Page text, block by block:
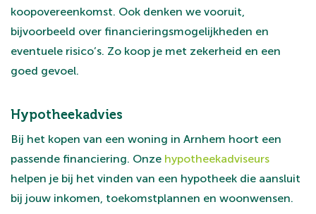
koopovereenkomst. Ook denken we vooruit,
bijvoorbeeld over financieringsmogelijkheden en
eventuele risico’s. Zo koop je met zekerheid en een
goed gevoel.
Hypotheekadvies
Bij het kopen van een woning in Arnhem hoort een
passende financiering. Onze hypotheekadviseurs
helpen je bij het vinden van een hypotheek die aansluit
bij jouw inkomen, toekomstplannen en woonwensen.